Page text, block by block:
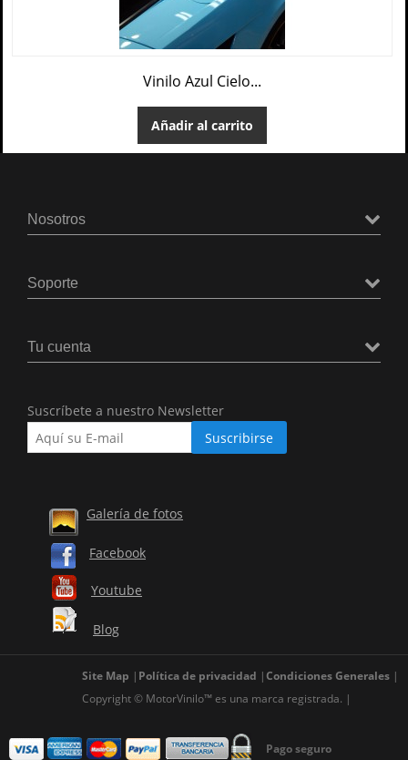
Vinilo Azul Cielo...
Añadir al carrito
Nosotros
Soporte
Tu cuenta
Suscríbete a nuestro Newsletter
Galería de fotos
Facebook
Youtube
Blog
Site Map Política de privacidad
Condiciones Generales
Copyright © MotorVinilo™ es una marca registrada.
Pago seguro